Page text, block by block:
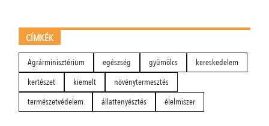
CÍMKÉK
Agrárminisztérium egészség gyümölcs
kereskedelem
kertészet
kiemelt
növénytermesztés
természetvédelem
állattenyésztés élelmiszer